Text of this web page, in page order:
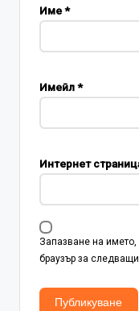
Име*
Имейл*
Интернет
Запазване на
браузър за